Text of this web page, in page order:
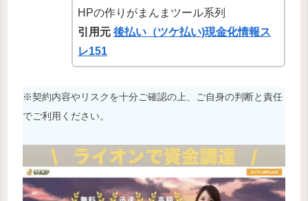
HPの作りがまんまツール系列
引用元後払い（ツケ払い)現金化情報ス
レ151
※契約内容やリスクを十分ご確認の上、ご自身の判断と責任
でご利用ください。